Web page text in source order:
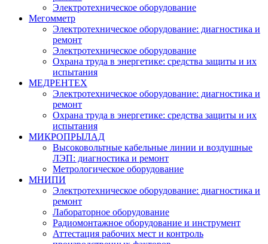
Электротехническое оборудование
Мегомметр
Электротехническое оборудование: диагностика и
ремонт
Электротехническое оборудование
Охрана труда в энергетике: средства защиты и их
испытания
МЕДРЕНТЕХ
Электротехническое оборудование: диагностика и
ремонт
Охрана труда в энергетике: средства защиты и их
испытания
МИКРОПРЫЛАД
Высоковольтные кабельные линии и воздушные
ЛЭП: диагностика и ремонт
Метрологическое оборудование
МНИПИ
Электротехническое оборудование: диагностика и
ремонт
Лабораторное оборудование
Радиомонтажное оборудование и инструмент
Аттестация рабочих мест и контроль